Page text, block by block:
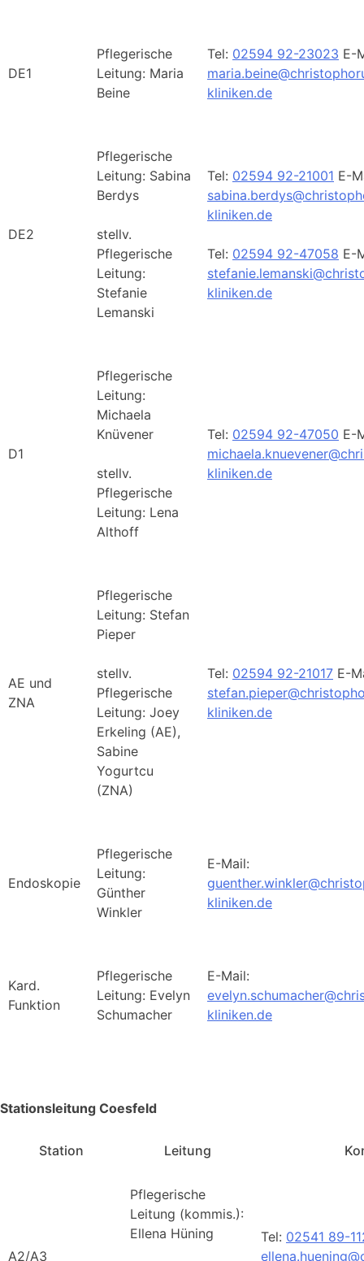
DE1
Pflegerische
Leitung: Maria
Beine
Tel: 02594 92-23023 E-
kliniken.de
DE2
Pflegerische
Leitung: Sabina
Berdys
stellv.
Pflegerische
Leitung:
Stefanie
Lemanski
Tel: 02594 92-21001 E-
kliniken.de
Tel: 02594 92-47058 E-
kliniken.de
D1
Pflegerische
Leitung:
Michaela
Knüvener
stellv.
Pflegerische
Leitung: Lena
Althoff
Tel: 02594 92-47050 E-
kliniken.de
AE und
ZNA
Pflegerische
Leitung: Stefan
Pieper
stellv.
Pflegerische
Leitung: Joey
Erkeling (AE),
Sabine
Yogurtcu
(ZNA)
Tel: 02594 92-21017 E-
kliniken.de
Endoskopie
Pflegerische
Leitung:
Günther
Winkler
E-Mail:
kliniken.de
Kard.
Funktion
Pflegerische
Leitung: Evelyn
Schumacher
E-Mail:
kliniken.de
Stationsleitung Coesfeld
Station Leitung
A2/A3
Pflegerische
Leitung (kommis.):
Ellena Hüning
Tel: 02541 89-